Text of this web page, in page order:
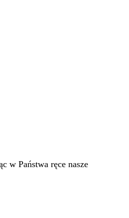
w Państwa ręce nasze